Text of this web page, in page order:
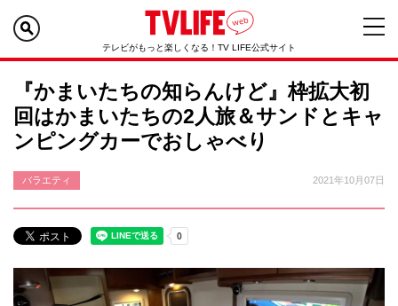
テレビがもっと楽しくなる！TV LIFE公式サイト
『かまいたちの知らんけど』枠拡大初
回はかまいたちの2人旅＆サンドとキャ
ンピングカーでおしゃべり
バラエティ 2021年10月07日